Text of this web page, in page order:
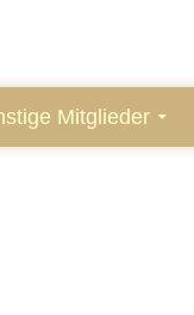
Mitglieder